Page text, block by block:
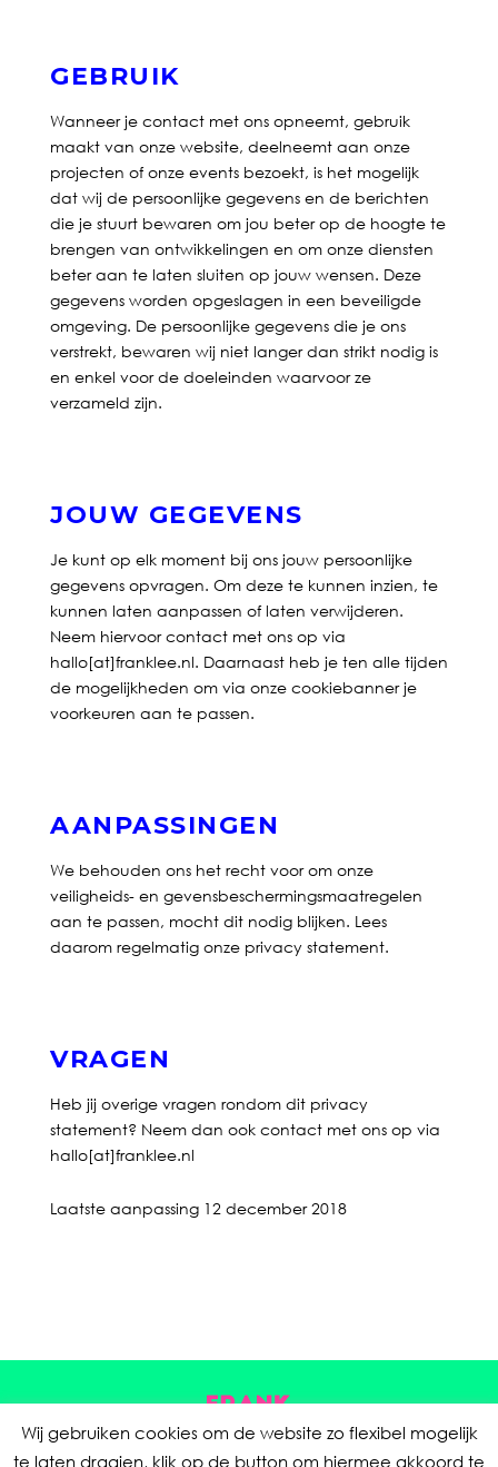
GEBRUIK
Wanneer je contact met ons opneemt, gebruik
maakt van onze website, deelneemt aan onze
projecten of onze events bezoekt, is het mogelijk
dat wij de persoonlijke gegevens en de berichten
die je stuurt bewaren om jou beter op de hoogte te
brengen van ontwikkelingen en om onze diensten
beter aan te laten sluiten op jouw wensen. Deze
gegevens worden opgeslagen in een beveiligde
omgeving. De persoonlijke gegevens die je ons
verstrekt, bewaren wij niet langer dan strikt nodig is
en enkel voor de doeleinden waarvoor ze
verzameld zijn.
JOUW GEGEVENS
Je kunt op elk moment bij ons jouw persoonlijke
gegevens opvragen. Om deze te kunnen inzien, te
kunnen laten aanpassen of laten verwijderen.
Neem hiervoor contact met ons op via
hallo[at]franklee.nl. Daarnaast heb je ten alle tijden
de mogelijkheden om via onze cookiebanner je
voorkeuren aan te passen.
AANPASSINGEN
We behouden ons het recht voor om onze
veiligheids- en gevensbeschermingsmaatregelen
aan te passen, mocht dit nodig blijken. Lees
daarom regelmatig onze privacy statement.
VRAGEN
Heb jij overige vragen rondom dit privacy
statement? Neem dan ook contact met ons op via
hallo[at]franklee.nl
Laatste aanpassing 12 december 2018
Wij gebruiken cookies om de website zo flexibel mogelijk
te laten draaien, klik op de button om hiermee akkoord te